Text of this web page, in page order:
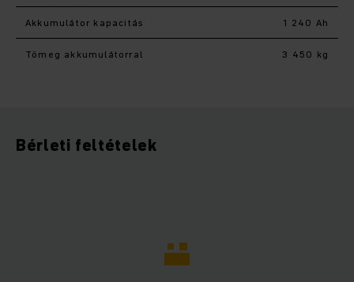
Akkumulátor kapacitás 1 240 Ah
Tömeg akkumulátorral 3 450 kg
Bérleti feltételek